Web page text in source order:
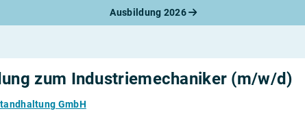
Ausbildung 2026
Bewerbung
Check
zum Industriemechaniker (m/w/d)
GmbH